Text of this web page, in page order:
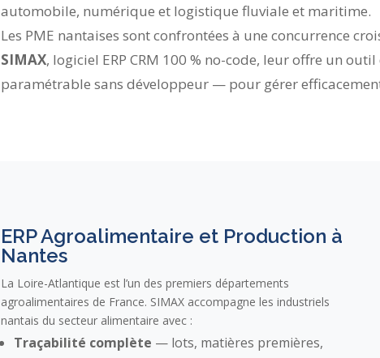
automobile, numérique et logistique fluviale et maritime.
Les PME nantaises sont confrontées à une concurrence
SIMAX, logiciel ERP CRM 100 % no-code, leur offre un
paramétrable sans développeur — pour gérer
ERP Agroalimentaire et Production à
Nantes
La Loire-Atlantique est l’un des premiers départements
agroalimentaires de France. SIMAX accompagne les industriels
nantais du secteur alimentaire avec :
Traçabilité complète — lots, matières premières,